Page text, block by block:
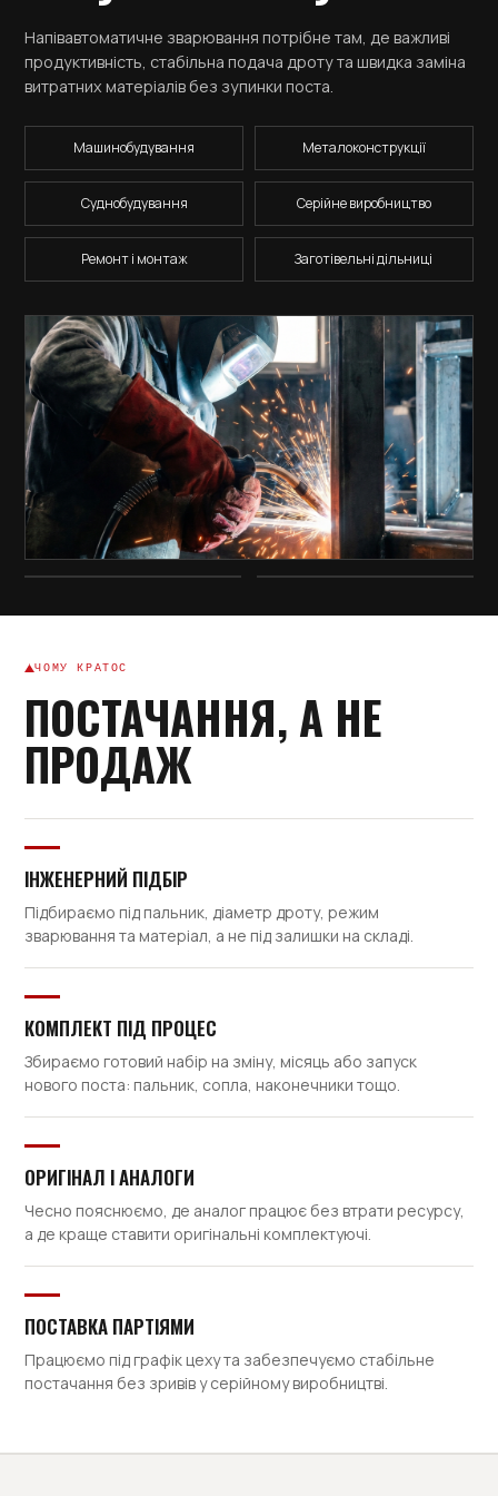
Напівавтоматичне зварювання потрібне там, де важливі
продуктивність, стабільна подача дроту та швидка заміна
витратних матеріалів без зупинки поста.
Машинобудування Металоконструкції
Суднобудування Серійне виробництво
Ремонт і монтаж Заготівельні дільниці
ЧОМУ КРАТОС
ПОСТАЧАННЯ, А НЕ
ПРОДАЖ
ІНЖЕНЕРНИЙ ПІДБІР
Підбираємо під пальник, діаметр дроту, режим
зварювання та матеріал, а не під залишки на складі.
КОМПЛЕКТ ПІД ПРОЦЕС
Збираємо готовий набір на зміну, місяць або запуск
нового поста: пальник, сопла, наконечники тощо.
ОРИГІНАЛ І АНАЛОГИ
Чесно пояснюємо, де аналог працює без втрати ресурсу,
а де краще ставити оригінальні комплектуючі.
ПОСТАВКА ПАРТІЯМИ
Працюємо під графік цеху та забезпечуємо стабільне
постачання без зривів у серійному виробництві.